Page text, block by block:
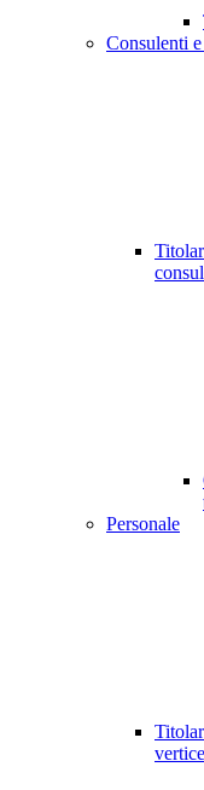
Consulenti
Personale
vertice